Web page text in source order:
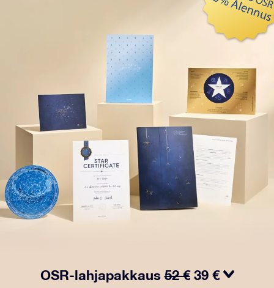
OSR-lahjapakkaus52 € 39 €